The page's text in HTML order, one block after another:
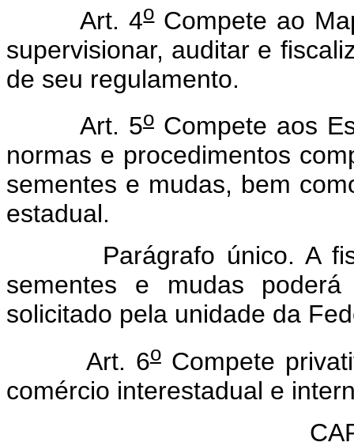
Art. 4oCompete ao
supervisionar, auditar e
de seu regulamento.
Art. 5oCompete aos
normas e procedimentos
sementes e mudas, bem
estadual.
Parágrafo único. A
sementes e mudas
solicitado pela unidade da
Art. 6oCompete
comércio interestadual e